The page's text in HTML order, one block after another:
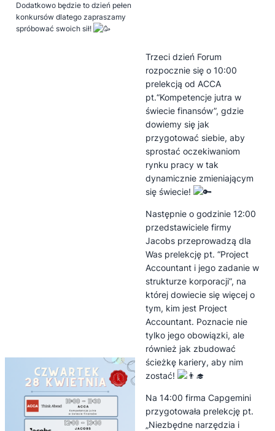
Dodatkowo będzie to dzień pełen
konkursów dlatego zapraszamy
spróbować swoich sił!
Trzeci dzień Forum
rozpocznie się o 10:00
prelekcją od ACCA
pt.“Kompetencje jutra w
świecie finansów”, gdzie
dowiemy się jak
przygotować siebie, aby
sprostać oczekiwaniom
rynku pracy w tak
dynamicznie zmieniającym
się świecie!
Następnie o godzinie 12:00
przedstawiciele firmy
Jacobs przeprowadzą dla
Was prelekcję pt. “Project
Accountant i jego zadanie w
strukturze korporacji”, na
której dowiecie się więcej o
tym, kim jest Project
Accountant. Poznacie nie
tylko jego obowiązki, ale
również jak zbudować
ścieżkę kariery, aby nim
zostać!
Na 14:00 firma Capgemini
przygotowała prelekcję pt.
„Niezbędne narzędzia i